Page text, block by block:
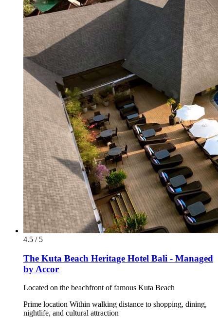
4.5 / 5
The Kuta Beach Heritage Hotel Bali - Managed
by Accor
Located on the beachfront of famous Kuta Beach
Prime location Within walking distance to shopping, dining,
nightlife, and cultural attraction